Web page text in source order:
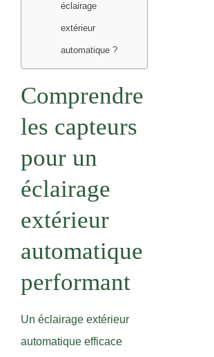
éclairage
extérieur
automatique ?
Comprendre
les capteurs
pour un
éclairage
extérieur
automatique
performant
Un éclairage extérieur
automatique efficace